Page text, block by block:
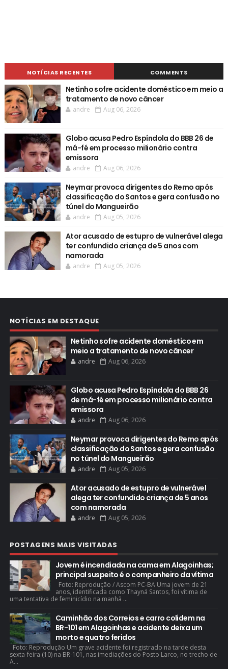
NOTÍCIAS RECENTES COMMENTS
Netinho sofre acidente doméstico em meio a
tratamento de novo câncer
andre Aug 06, 2026
Globo acusa Pedro Espíndola do BBB 26 de
má-fé em processo milionário contra
emissora
andre Aug 06, 2026
Neymar provoca dirigentes do Remo após
classificação do Santos e gera confusão no
túnel do Mangueirão
andre Aug 05, 2026
Ator acusado de estupro de vulnerável alega
ter confundido criança de 5 anos com
namorada
andre Aug 05, 2026
NOTÍCIAS EM DESTAQUE
Netinho sofre acidente doméstico em
meio a tratamento de novo câncer
andre Aug 06, 2026
Globo acusa Pedro Espíndola do BBB 26
de má-fé em processo milionário contra
emissora
andre Aug 06, 2026
Neymar provoca dirigentes do Remo após
classificação do Santos e gera confusão
no túnel do Mangueirão
andre Aug 05, 2026
Ator acusado de estupro de vulnerável
alega ter confundido criança de 5 anos
com namorada
andre Aug 05, 2026
POSTAGENS MAIS VISITADAS
Jovem é incendiada na cama em Alagoinhas;
principal suspeito é o companheiro da vítima
Foto: Reprodução / Ascom PC-BA Uma jovem de 21
anos, identificada como Thayná Santos, foi vítima de
uma tentativa de feminicídio na manhã ...
Caminhão dos Correios e carro colidem na
BR-101 em Alagoinhas e acidente deixa um
morto e quatro feridos
Foto: Reprodução Um grave acidente foi registrado na tarde desta
sexta-feira (10) na BR-101, nas imediações do Posto Larco, no trecho de
A...